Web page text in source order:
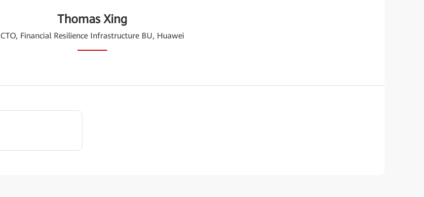
Thomas Xing
CTO, Financial Resilience Infrastructure BU, Huawei